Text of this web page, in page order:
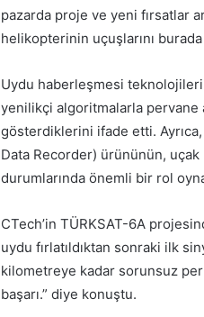
pazarda proje ve yeni fırsatlar
helikopterinin uçuşlarını
Uydu haberleşmesi
yenilikçi algoritmalarla pervane
gösterdiklerini ifade etti.
Data Recorder) ürününün,
durumlarında önemli bir rol
CTech’in TÜRKSAT-6A
uydu fırlatıldıktan sonraki ilk
kilometreye kadar sorunsuz
başarı.” diye konuştu.